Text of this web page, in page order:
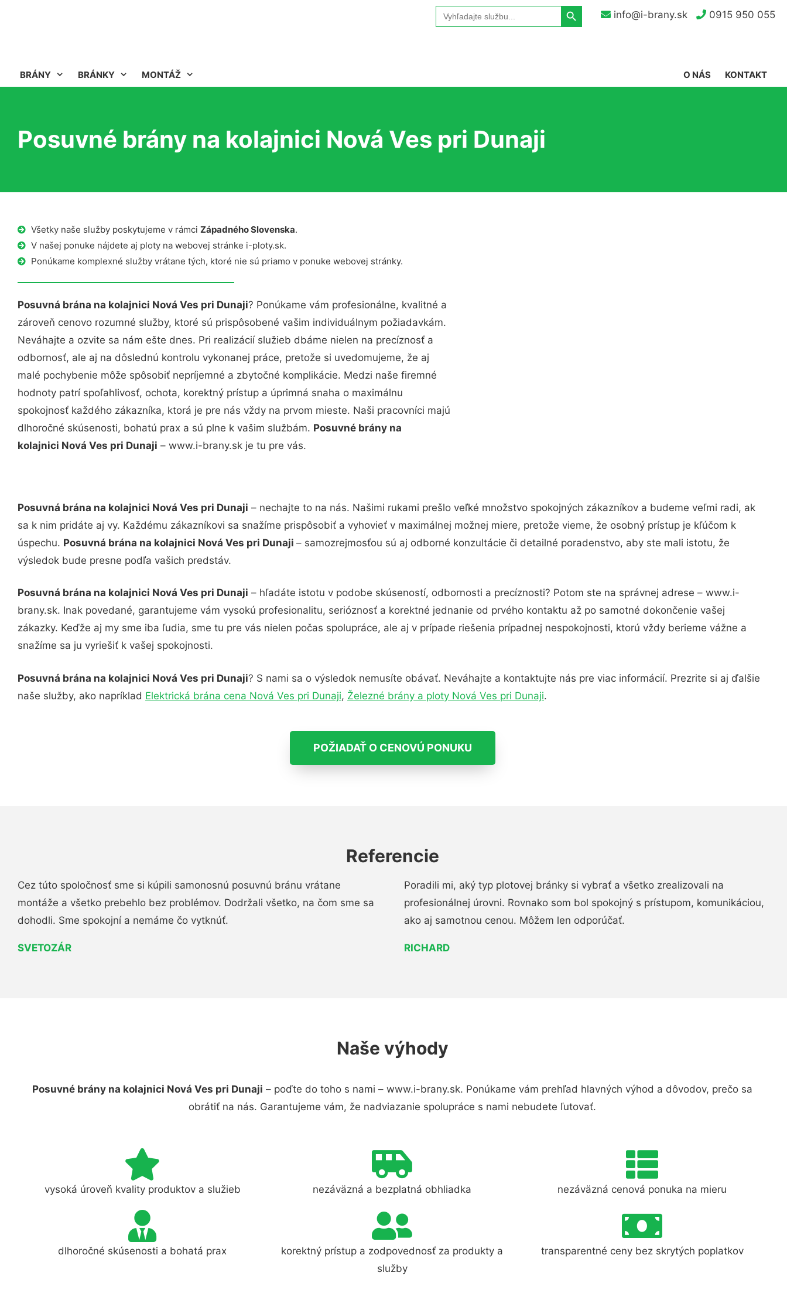
info@i-brany.sk 0915 950 055
Search
for:
Search Button
BRÁNY BRÁNKY MONTÁŽ KONTAKT
O NÁS
Posuvné brány na kolajnici Nová Ves pri Dunaji
Všetky naše služby poskytujeme v rámci Západného Slovenska.
V našej ponuke nájdete aj ploty na webovej stránke i-ploty.sk.
Ponúkame komplexné služby vrátane tých, ktoré nie sú priamo v ponuke webovej stránky.
Posuvná brána na kolajnici Nová Ves pri Dunaji? Ponúkame vám profesionálne, kvalitné a
zároveň cenovo rozumné služby, ktoré sú prispôsobené vašim individuálnym požiadavkám.
Neváhajte a ozvite sa nám ešte dnes. Pri realizácií služieb dbáme nielen na precíznosť a
odbornosť, ale aj na dôslednú kontrolu vykonanej práce, pretože si uvedomujeme, že aj
malé pochybenie môže spôsobiť nepríjemné a zbytočné komplikácie. Medzi naše firemné
hodnoty patrí spoľahlivosť, ochota, korektný prístup a úprimná snaha o maximálnu
spokojnosť každého zákazníka, ktorá je pre nás vždy na prvom mieste. Naši pracovníci majú
dlhoročné skúsenosti, bohatú prax a sú plne k vašim službám. Posuvné brány na
kolajnici Nová Ves pri Dunaji – www.i-brany.sk je tu pre vás.
Posuvná brána na kolajnici Nová Ves pri Dunaji – nechajte to na nás. Našimi rukami prešlo veľké množstvo spokojných zákazníkov a budeme veľmi radi, ak
sa k nim pridáte aj vy. Každému zákazníkovi sa snažíme prispôsobiť a vyhovieť v maximálnej možnej miere, pretože vieme, že osobný prístup je kľúčom k
úspechu. Posuvná brána na kolajnici Nová Ves pri Dunaji – samozrejmosťou sú aj odborné konzultácie či detailné poradenstvo, aby ste mali istotu, že
výsledok bude presne podľa vašich predstáv.
Posuvná brána na kolajnici Nová Ves pri Dunaji – hľadáte istotu v podobe skúseností, odbornosti a precíznosti? Potom ste na správnej adrese – www.i-
brany.sk. Inak povedané, garantujeme vám vysokú profesionalitu, serióznosť a korektné jednanie od prvého kontaktu až po samotné dokončenie vašej
zákazky. Keďže aj my sme iba ľudia, sme tu pre vás nielen počas spolupráce, ale aj v prípade riešenia prípadnej nespokojnosti, ktorú vždy berieme vážne a
snažíme sa ju vyriešiť k vašej spokojnosti.
Posuvná brána na kolajnici Nová Ves pri Dunaji? S nami sa o výsledok nemusíte obávať. Neváhajte a kontaktujte nás pre viac informácií. Prezrite si aj ďalšie
naše služby, ako napríklad Elektrická brána cena Nová Ves pri Dunaji, Železné brány a ploty Nová Ves pri Dunaji.
POŽIADAŤ O CENOVÚ PONUKU
Referencie
Cez túto spoločnosť sme si kúpili samonosnú posuvnú bránu vrátane
montáže a všetko prebehlo bez problémov. Dodržali všetko, na čom sme sa
dohodli. Sme spokojní a nemáme čo vytknúť.
SVETOZÁR
Poradili mi, aký typ plotovej bránky si vybrať a všetko zrealizovali na
profesionálnej úrovni. Rovnako som bol spokojný s prístupom, komunikáciou,
ako aj samotnou cenou. Môžem len odporúčať.
RICHARD
Naše výhody
Posuvné brány na kolajnici Nová Ves pri Dunaji – poďte do toho s nami – www.i-brany.sk. Ponúkame vám prehľad hlavných výhod a dôvodov, prečo sa
obrátiť na nás. Garantujeme vám, že nadviazanie spolupráce s nami nebudete ľutovať.
vysoká úroveň kvality produktov a služieb nezáväzná a bezplatná obhliadka nezáväzná cenová ponuka na mieru
dlhoročné skúsenosti a bohatá prax
korektný prístup a zodpovednosť za produkty a
služby
transparentné ceny bez skrytých poplatkov